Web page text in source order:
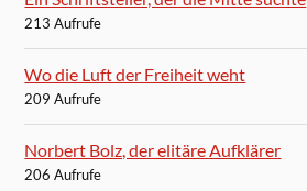
213 Aufrufe
Wo die Luft der Freiheit weht
209 Aufrufe
Norbert Bolz, der elitäre Aufklärer
206 Aufrufe